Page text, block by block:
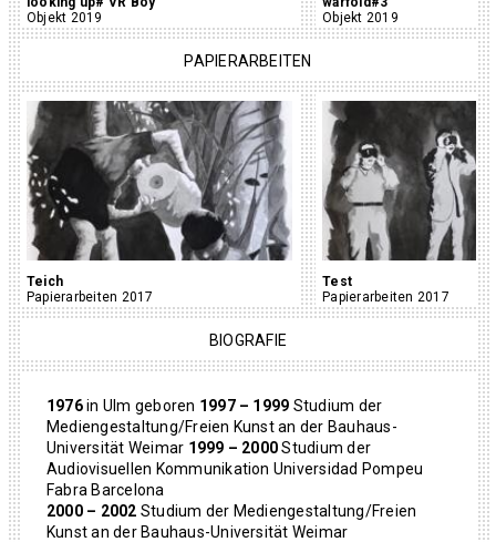
Objekt 2019
Objekt 2019
PAPIERARBEITEN
Teich
Papierarbeiten 2017
Test
Papierarbeiten 2017
BIOGRAFIE
1976in Ulm geboren 1997 – 1999 Studium der
Mediengestaltung/Freien Kunst an der Bauhaus-
Universität Weimar 1999 – 2000Studium der
Audiovisuellen Kommunikation Universidad Pompeu
Fabra Barcelona
2000 – 2002 Studium der Mediengestaltung/Freien
Kunst an der Bauhaus-Universität Weimar